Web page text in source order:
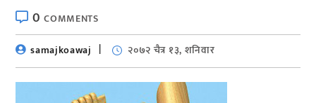
0COMMENTS
samajkoawaj
२०७२ चैत्र १३, शनिवार